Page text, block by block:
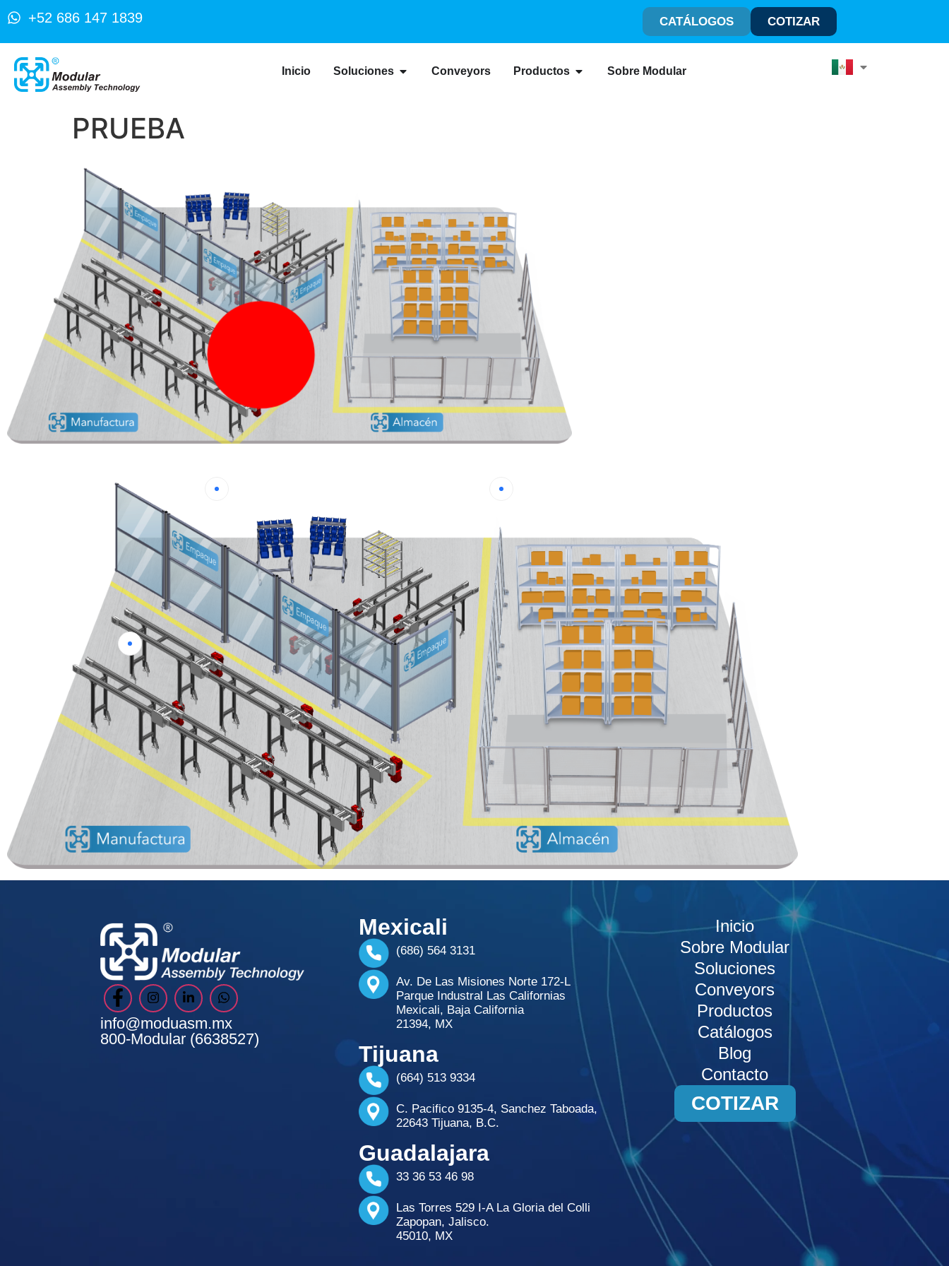
+52 686 147 1839 CATÁLOGOS COTIZAR
Inicio Soluciones Conveyors Productos Sobre Modular
PRUEBA
info@moduasm.mx
800-Modular (6638527)
Mexicali
(686) 564 3131
Av. De Las Misiones Norte 172-L
Parque Industral Las Californias
Mexicali, Baja California
21394, MX
Tijuana
(664) 513 9334
C. Pacifico 9135-4, Sanchez Taboada,
22643 Tijuana, B.C.
Guadalajara
33 36 53 46 98
Las Torres 529 I-A La Gloria del Colli
Zapopan, Jalisco.
45010, MX
Inicio
Sobre Modular
Soluciones
Conveyors
Productos
Catálogos
Blog
Contacto
COTIZAR